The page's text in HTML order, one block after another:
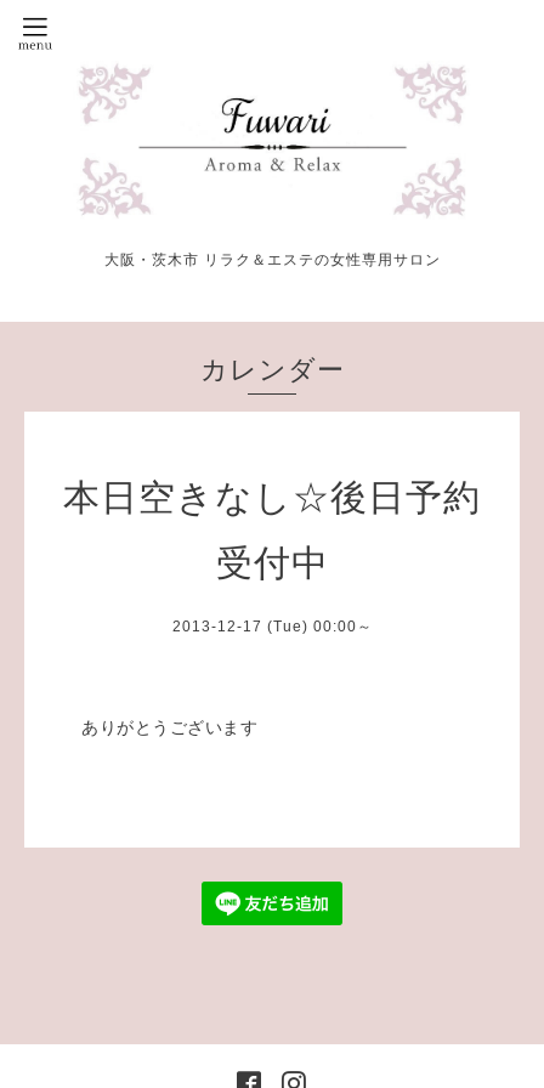
大阪・茨木市 リラク＆エステの女性専用サロン
カレンダー
本日空きなし☆後日予約
受付中
2013-12-17 (Tue) 00:00～
ありがとうございます